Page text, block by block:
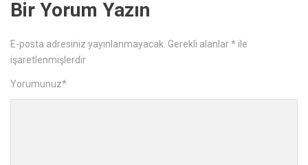
Bir Yorum Yazın
E-posta adresiniz yayınlanmayacak. Gerekli alanlar* ile
işaretlenmişlerdir
Yorumunuz*